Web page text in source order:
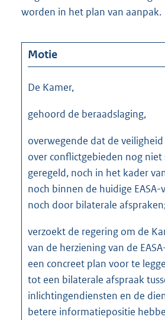
worden in het plan van aanpak.
Motie
De Kamer,
gehoord de beraadslaging,
overwegende dat de
over conflictgebieden nog niet
geregeld, noch in het kader
noch binnen de huidige
noch door bilaterale
verzoekt de regering om de
van de herziening van de
een concreet plan voor te
tot een bilaterale afspraak
inlichtingendiensten en de
betere informatiepositie